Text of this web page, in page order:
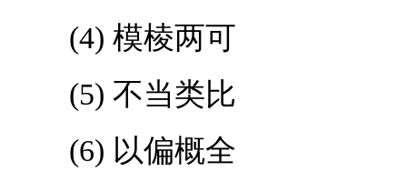
(4) 模棱两可
(5) 不当类比
(6) 以偏概全